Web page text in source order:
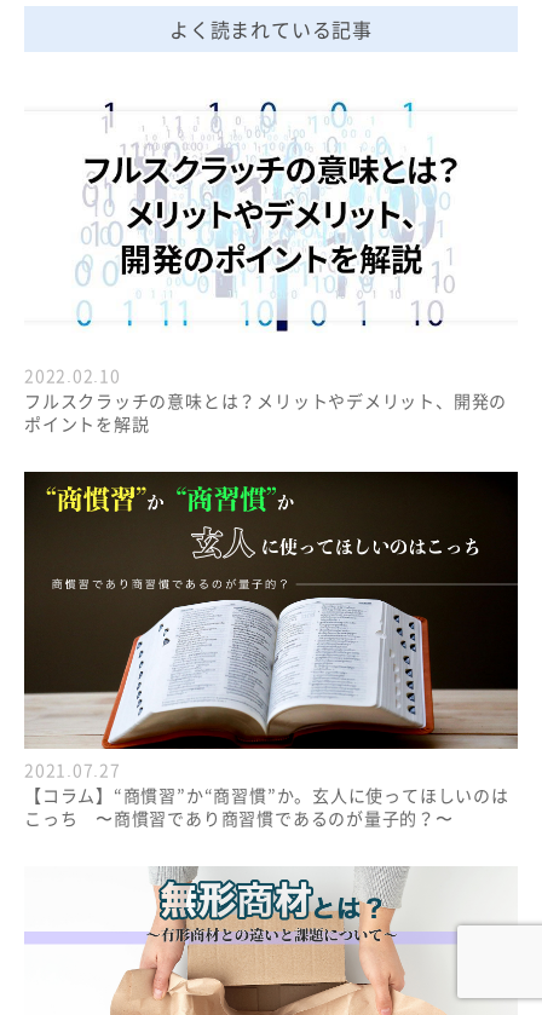
よく読まれている記事
2022.02.10
フルスクラッチの意味とは？メリットやデメリット、開発の
ポイントを解説
2021.07.27
【コラム】“商慣習”か“商習慣”か。玄人に使ってほしいのは
こっち 〜商慣習であり商習慣であるのが量子的？〜